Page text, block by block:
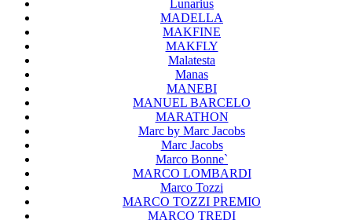
Lunarius
MADELLA
MAKFINE
MAKFLY
Malatesta
Manas
MANEBI
MANUEL BARCELO
MARATHON
Marc by Marc Jacobs
Marc Jacobs
Marco Bonne`
MARCO LOMBARDI
Marco Tozzi
MARCO TOZZI PREMIO
MARCO TREDI